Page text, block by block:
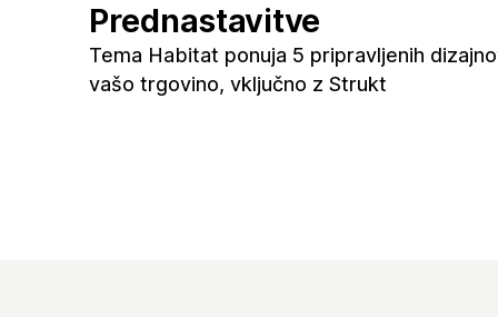
Prednastavitve
Tema Habitat ponuja 5 pripravljenih
vašo trgovino, vključno z Strukt